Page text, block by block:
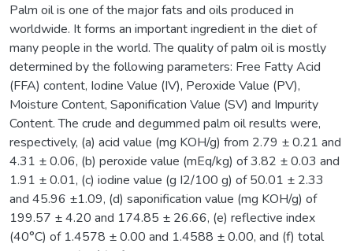
Palm oil is one of the major fats and oils produced in
worldwide. It forms an important ingredient in the diet of
many people in the world. The quality of palm oil is mostly
determined by the following parameters: Free Fatty Acid
(FFA) content, Iodine Value (IV), Peroxide Value (PV),
Moisture Content, Saponification Value (SV) and Impurity
Content. The crude and degummed palm oil results were,
respectively, (a) acid value (mg KOH/g) from 2.79 ± 0.21 and
4.31 ± 0.06, (b) peroxide value (mEq/kg) of 3.82 ± 0.03 and
1.91 ± 0.01, (c) iodine value (g I2/100 g) of 50.01 ± 2.33
and 45.96 ±1.09, (d) saponification value (mg KOH/g) of
199.57 ± 4.20 and 174.85 ± 26.66, (e) reflective index
(40°C) of 1.4578 ± 0.00 and 1.4588 ± 0.00, and (f) total